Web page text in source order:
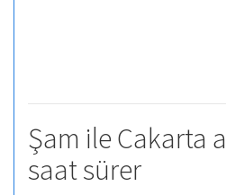
Şam ile Cakarta
saat sürer